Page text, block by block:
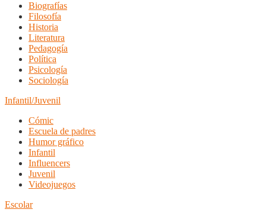
Biografías
Filosofía
Historia
Literatura
Pedagogía
Política
Psicología
Sociología
Infantil/Juvenil
Cómic
Escuela de padres
Humor gráfico
Infantil
Influencers
Juvenil
Videojuegos
Escolar